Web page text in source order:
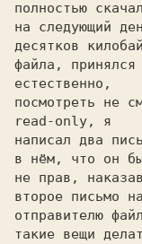
полностью
на следующий
десятков
файла,
естественно,
посмотреть не
read-only, я
написал два
в нём, что он
не прав,
второе письмо
отправителю
такие вещи